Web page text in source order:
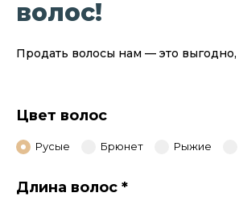
волос!
Продать волосы нам — это
Цвет волос
Русые Брюнет Рыжие
Длина волос *